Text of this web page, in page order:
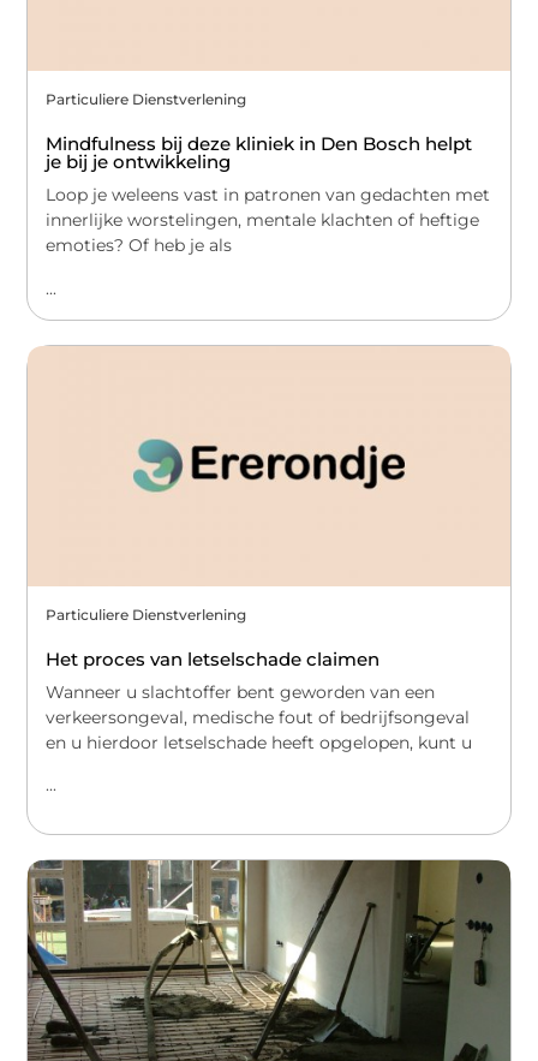
Particuliere Dienstverlening
Mindfulness bij deze kliniek in Den Bosch helpt
je bij je ontwikkeling
Loop je weleens vast in patronen van gedachten met
innerlijke worstelingen, mentale klachten of heftige
emoties? Of heb je als
...
Particuliere Dienstverlening
Het proces van letselschade claimen
Wanneer u slachtoffer bent geworden van een
verkeersongeval, medische fout of bedrijfsongeval
en u hierdoor letselschade heeft opgelopen, kunt u
...